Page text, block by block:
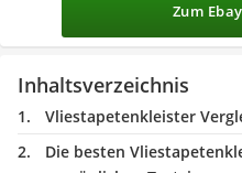
Zum
Inhaltsverzeichnis
Vliestapetenkleister
Die besten